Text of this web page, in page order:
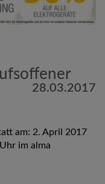
28.03.2017
am: 2. April 2017
im alma